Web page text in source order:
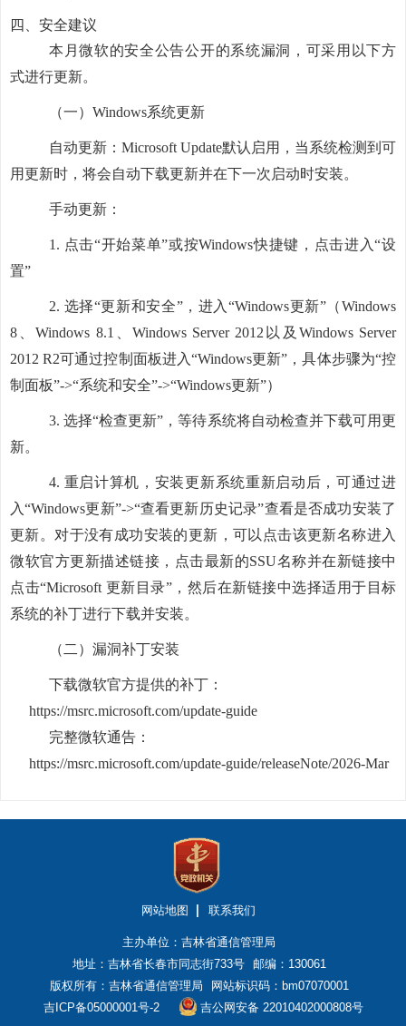
四、安全建议
本月微软的安全公告公开的系统漏洞，可采用以下方
式进行更新。
（一）Windows系统更新
自动更新：Microsoft Update默认启用，当系统检测到可
用更新时，将会自动下载更新并在下一次启动时安装。
手动更新：
1. 点击“开始菜单”或按Windows快捷键，点击进入“设
置”
2. 选择“更新和安全”，进入“Windows更新”（Windows
8、Windows 8.1、Windows Server 2012以及Windows Server
2012 R2可通过控制面板进入“Windows更新”，具体步骤为“控
制面板”->“系统和安全”->“Windows更新”）
3.选择“检查更新”，等待系统将自动检查并下载可用更
新。
4. 重启计算机，安装更新系统重新启动后，可通过进
入“Windows更新”->“查看更新历史记录”查看是否成功安装了
更新。对于没有成功安装的更新，可以点击该更新名称进入
微软官方更新描述链接，点击最新的SSU名称并在新链接中
点击“Microsoft 更新目录”，然后在新链接中选择适用于目标
系统的补丁进行下载并安装。
（二）漏洞补丁安装
下载微软官方提供的补丁：
https://msrc.microsoft.com/update-guide
完整微软通告：
https://msrc.microsoft.com/update-guide/releaseNote/2026-Mar
网站地图 联系我们
主办单位：吉林省通信管理局
地址：吉林省长春市同志街733号
邮编：130061
版权所有：吉林省通信管理局
网站标识码：bm07070001
吉ICP备05000001号-2
吉公网安备 22010402000808号